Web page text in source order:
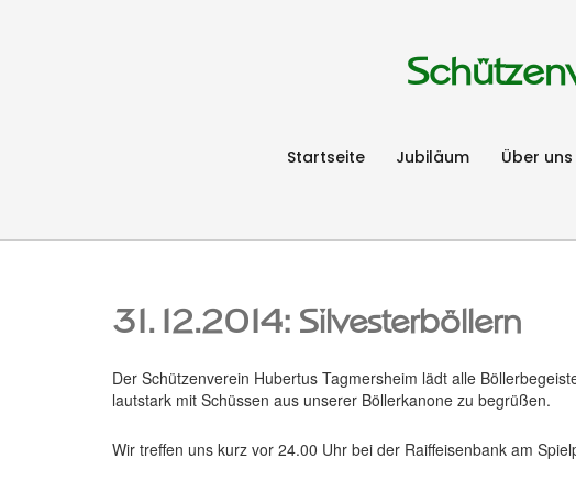
Startseite Jubiläum Über uns
31.12.2014: Silvesterböllern
Der Schützenverein Hubertus Tagmersheim lädt alle
lautstark mit Schüssen aus unserer Böllerkanone zu begrüßen.
Wir treffen uns kurz vor 24.00 Uhr bei der Raiffeisenbank am